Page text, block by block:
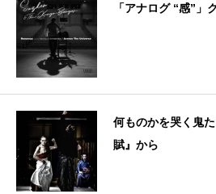
「アナログ “感”
何ものかを哭く鬼
賦』から